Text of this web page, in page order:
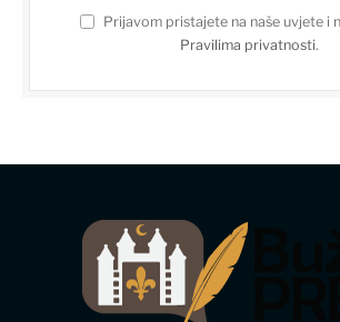
Prijavom pristajete na naše uvjete i
Pravilima privatnosti.